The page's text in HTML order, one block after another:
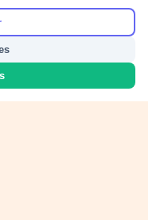
mercados,
actualizada
tu dinero y tu